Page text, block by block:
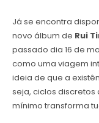
Já se encontra
novo álbum de Rui
passado dia 16 de
como uma viagem
ideia de que a
seja, ciclos
mínimo transforma